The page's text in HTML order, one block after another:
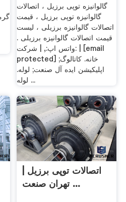
گالوانیزه توپی برزیل ، اتصالات
گالوانیزه توپی برزیل ، قیمت
اتصالات گالوانیزه برزیلی ، لیست
قیمت اتصالات گالوانیزه برزیلی .
واتس اپ:, | شرکت: | [email
protected] خانه. کاتالوگ;
اپلیکیشن ایده آل صنعت; لوله.
لوله ...
اتصالات توپی برزیل |
تهران صنعت ...